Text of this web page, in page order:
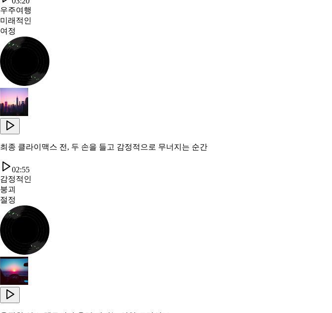
우주여행
미래적인
여정
최종 클라이맥스 전, 두 손을 들고 감정적으로 무너지는 순간
02:55
감정적인
붕괴
절정